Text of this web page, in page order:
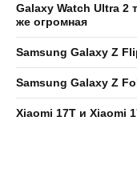
Galaxy Watch Ultra 2
же огромная
Samsung Galaxy Z
Samsung Galaxy Z
Xiaomi 17T и Xiaomi